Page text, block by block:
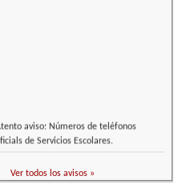
Ver todos los avisos »